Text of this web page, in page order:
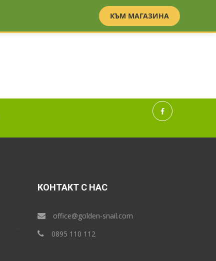
КЪМ МАГАЗИНА
BG EN
КОНТАКТ С НАС
office@golden-snail.com
‎0895 110 112